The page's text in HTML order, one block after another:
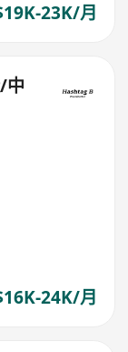
23K/月
中
24K/月